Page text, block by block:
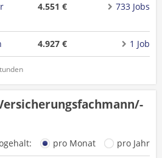
4.551 € 733 Jobs
4.927 € 1 Job
pro Monat
pro Jahr